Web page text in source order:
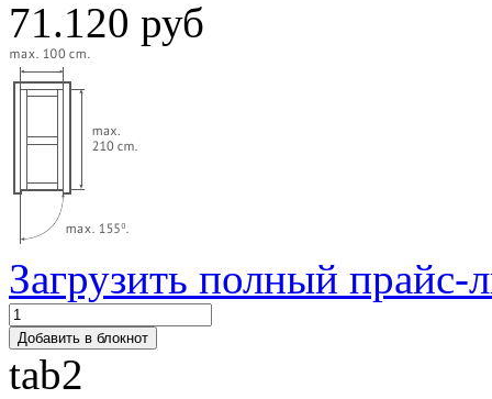
71.120 руб
Загрузить полный прайс-
Добавить в блокнот
tab2